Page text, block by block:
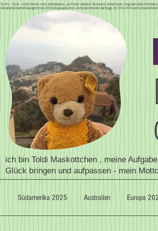
Toldis - Toldi - toldi Reisen nach Zentralasien, via Polen Lettland, Russland, Kasachstan,
Gibraltar,Südamerika,Argentinien,Chile,Uruguay,Buenos Aires,Montevideo,Santiago de Chile,
ich bin Toldi Maskottchen , meine Aufgabe
Glück bringen und aufpassen - mein
Südamerika 2025 Australien Europa